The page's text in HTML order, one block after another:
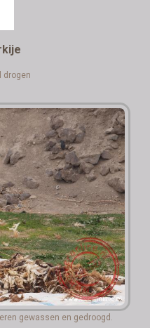
drogen
gewassen en gedroogd.